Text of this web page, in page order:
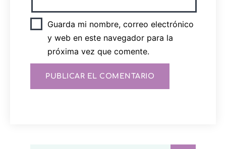
Guarda mi nombre, correo electrónico
y web en este navegador para la
próxima vez que comente.